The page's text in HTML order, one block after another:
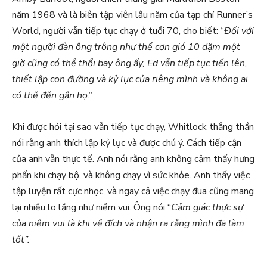
năm 1968 và là biên tập viên lâu năm của tạp chí Runner’s
World, người vẫn tiếp tục chạy ở tuổi 70, cho biết: “Đối với
một người đàn ông trông như thể cơn gió 10 dặm một
giờ cũng có thể thổi bay ông ấy, Ed vẫn tiếp tục tiến lên,
thiết lập con đường và kỷ lục của riêng mình và không ai
có thể đến gần họ.”
Khi được hỏi tại sao vẫn tiếp tục chạy, Whitlock thẳng thắn
nói rằng anh thích lập kỷ lục và được chú ý. Cách tiếp cận
của anh vẫn thực tế. Anh nói rằng anh không cảm thấy hưng
phấn khi chạy bộ, và không chạy vì sức khỏe. Anh thấy việc
tập luyện rất cực nhọc, và ngay cả việc chạy đua cũng mang
lại nhiều lo lắng như niềm vui. Ông nói “Cảm giác thực sự
của niềm vui là khi về đích và nhận ra rằng mình đã làm
tốt”.